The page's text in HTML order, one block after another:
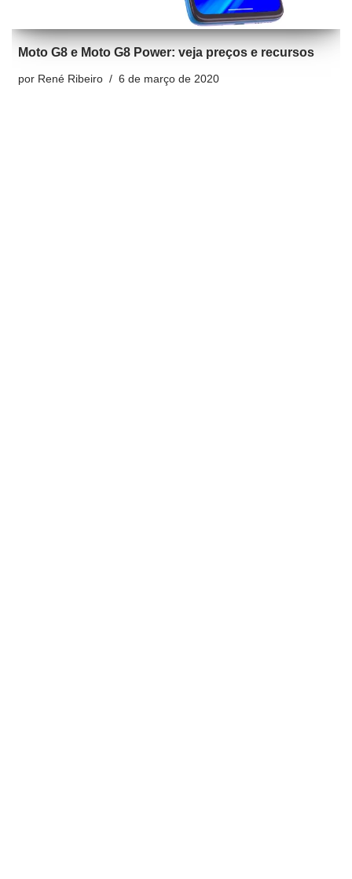
Moto G8 e Moto G8 Power: veja preços e recursos
por René Ribeiro 6 de março de 2020